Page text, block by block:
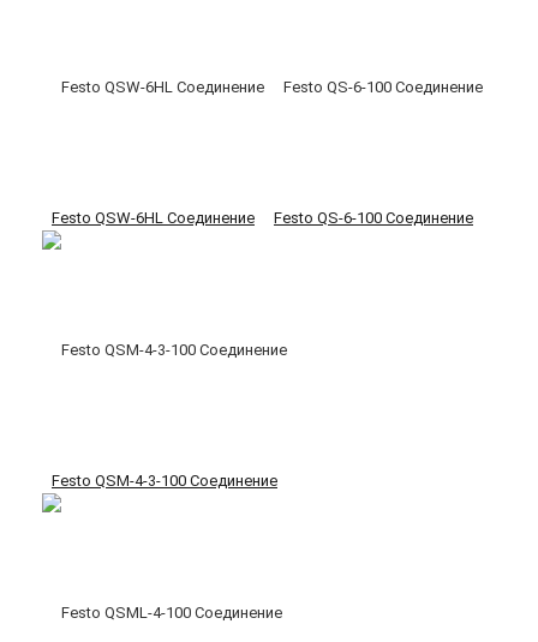
Festo QSW-6HL Соединение Festo QS-6-100 Соединение
Festo QSM-4-3-100 Соединение